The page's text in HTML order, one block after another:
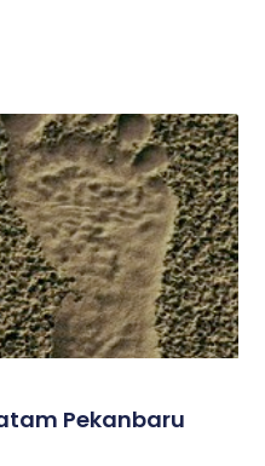
Pekanbaru